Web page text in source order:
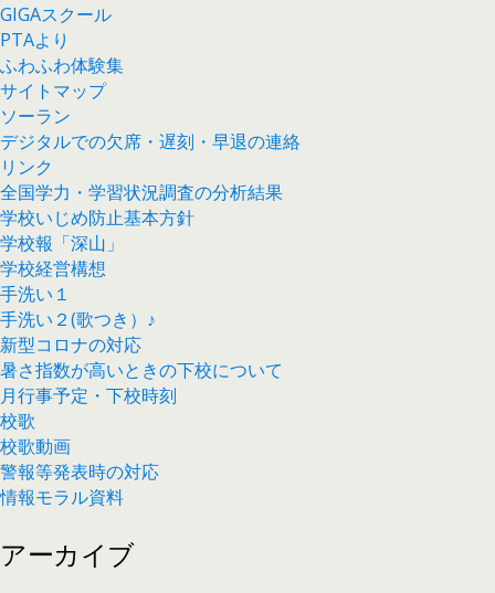
GIGAスクール
PTAより
ふわふわ体験集
サイトマップ
ソーラン
デジタルでの欠席・遅刻・早退の連絡
リンク
全国学力・学習状況調査の分析結果
学校いじめ防止基本方針
学校報「深山」
学校経営構想
手洗い１
手洗い２(歌つき）♪
新型コロナの対応
暑さ指数が高いときの下校について
月行事予定・下校時刻
校歌
校歌動画
警報等発表時の対応
情報モラル資料
アーカイブ